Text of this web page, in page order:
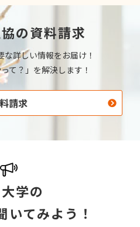
の資料請求
詳しい情報をお届け！
て？」を解決します！
請求
学の
いてみよう！